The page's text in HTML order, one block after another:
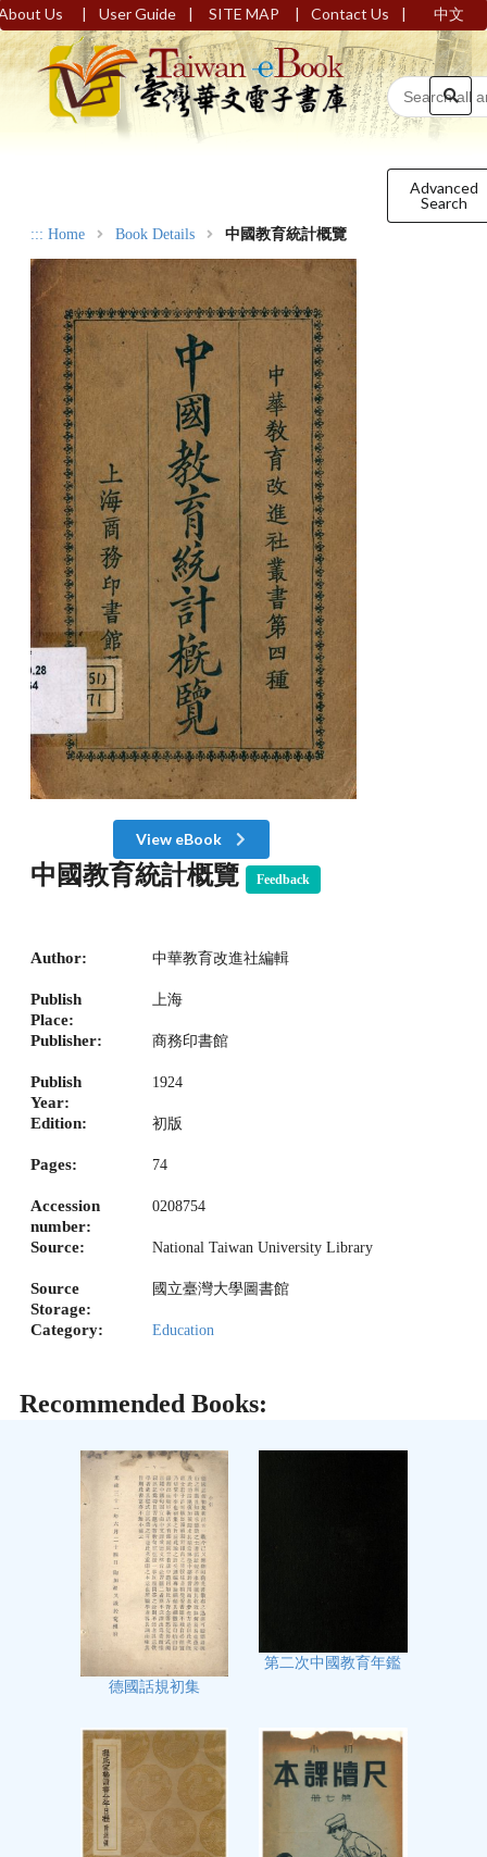
Us | User Guide | SITE MAP | Contact Us | 中文
Advanced
Search
::: Home Book Details 中國教育統計概覽
View eBook
中國教育統計概覽 Feedback
Author: 中華教育改進社編輯
Publish
Place:
上海
Publisher: 商務印書館
Publish
Year:
1924
Edition: 初版
Pages: 74
Accession
number:
0208754
Source: National Taiwan University Library
Source
Storage:
國立臺灣大學圖書館
Category: Education
Recommended Books:
德國話規初集
第二次中國教育年鑑